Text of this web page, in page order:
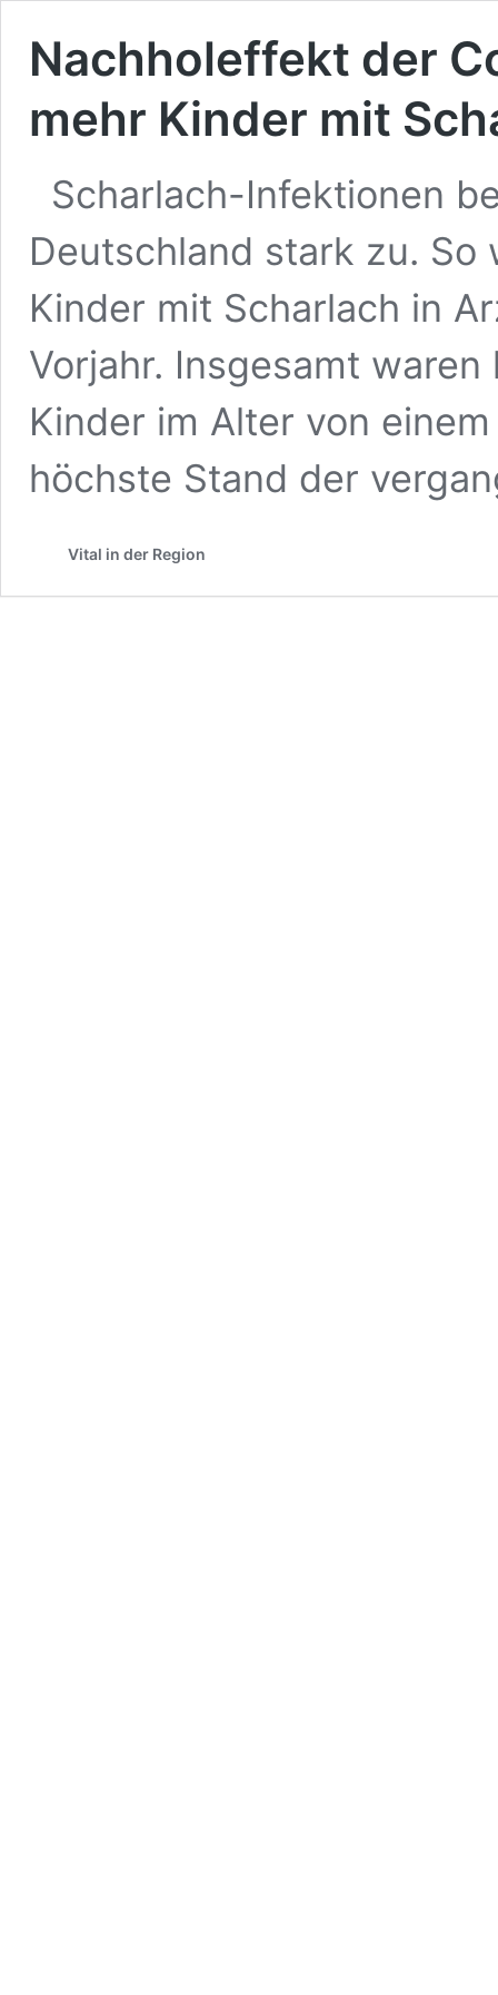
Nachholeffekt der
mehr Kinder mit
Scharlach-Infektionen
Deutschland stark zu.
Kinder mit Scharlach in
Vorjahr. Insgesamt
Kinder im Alter von
höchste Stand der
Vital in der Region